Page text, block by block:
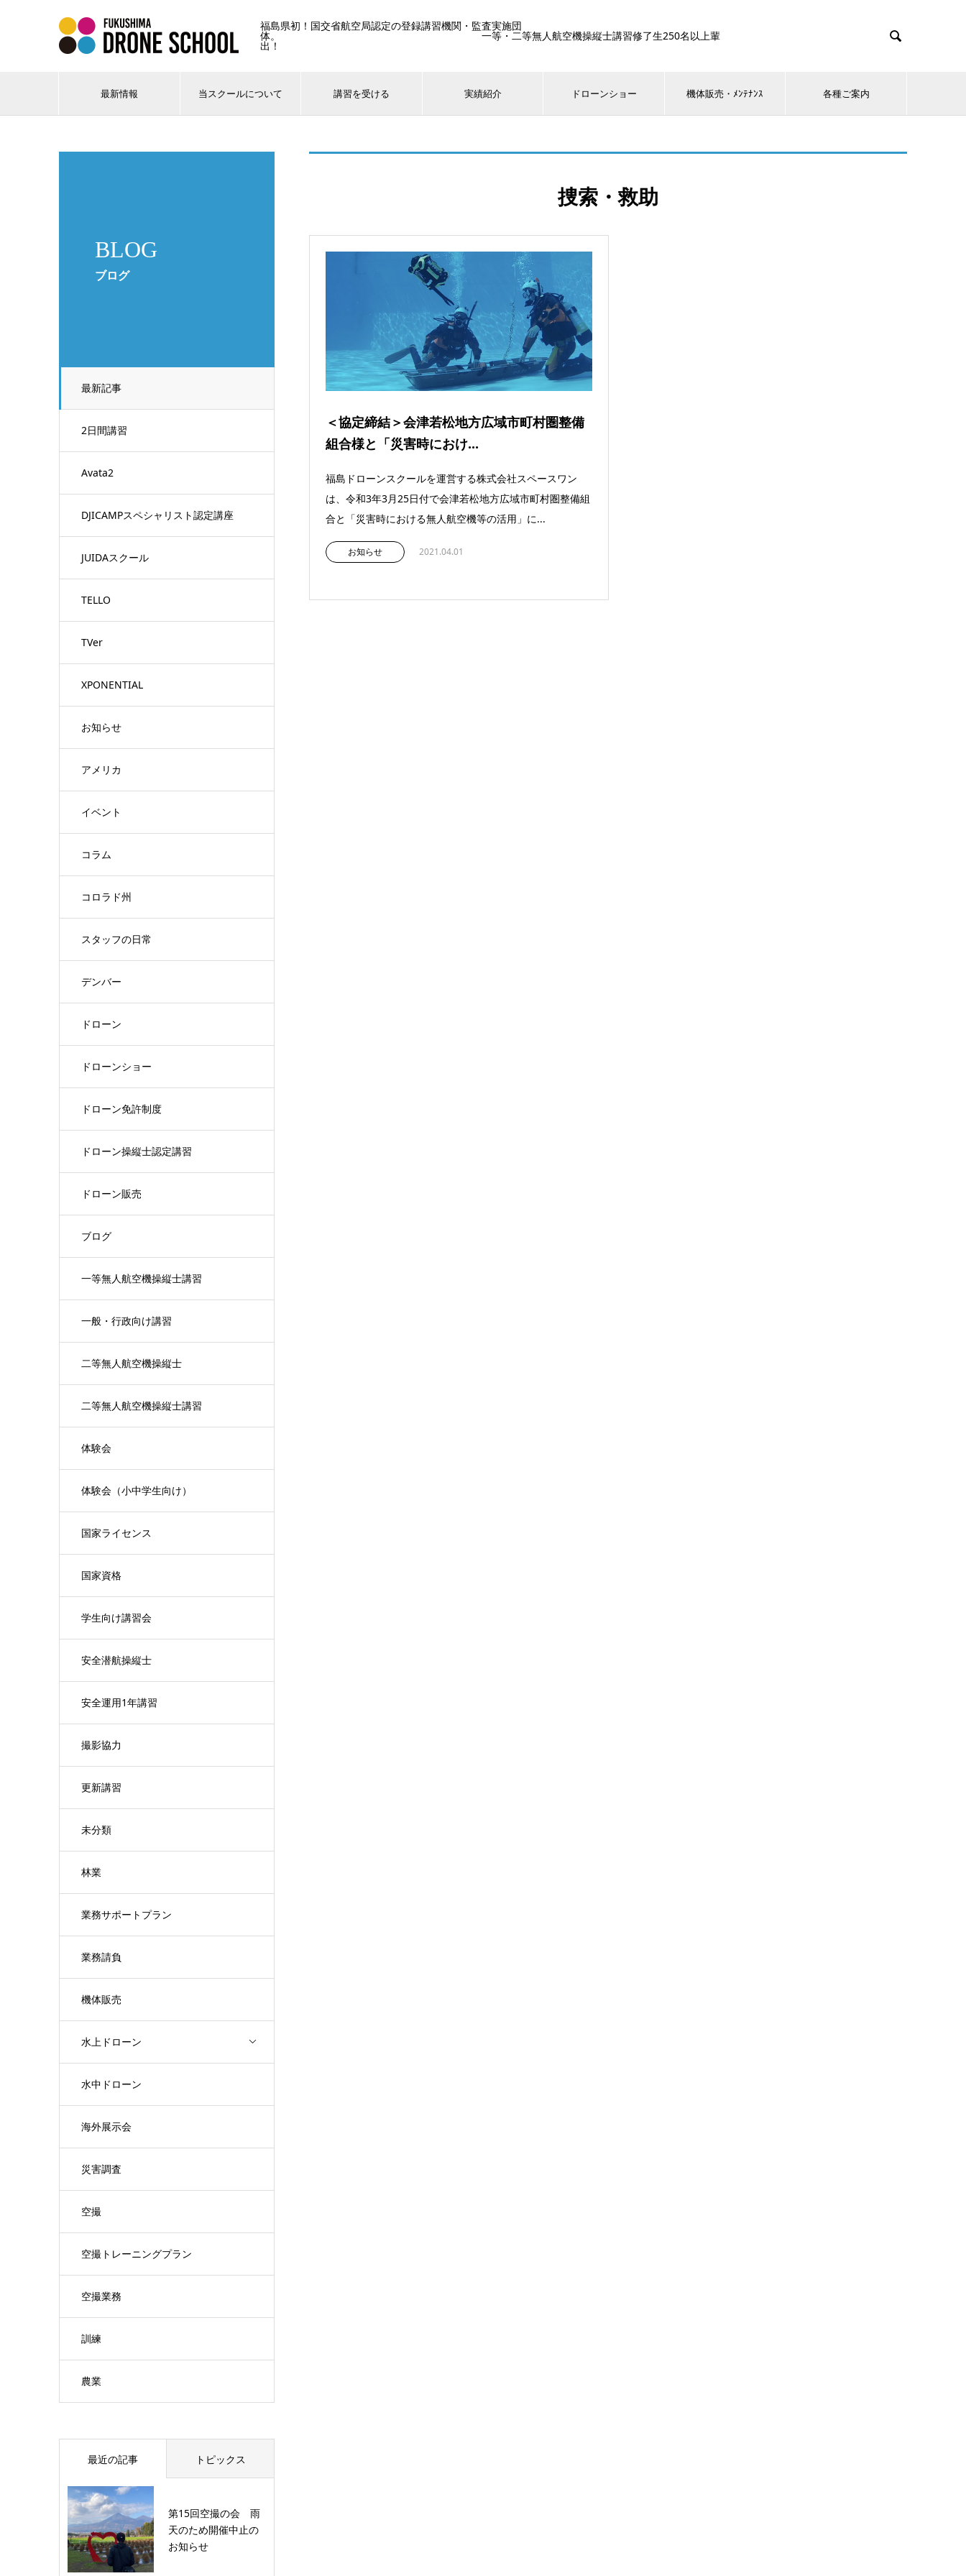
福島県初！国交省航空局認定の登録講習機関・監査実施団
体。 一等・二等無人航空機操縦士講習修了生250名以上輩
出！

最新情報 当スクールについて 講習を受ける 実績紹介 ドローンショー 機体販売・ﾒﾝﾃﾅﾝｽ 各種ご案内
BLOG
ブログ
最新記事
2日間講習
Avata2
DJICAMPスペシャリスト認定講座
JUIDAスクール
TELLO
TVer
XPONENTIAL
お知らせ
アメリカ
イベント
コラム
コロラド州
スタッフの日常
デンバー
ドローン
ドローンショー
ドローン免許制度
ドローン操縦士認定講習
ドローン販売
ブログ
一等無人航空機操縦士講習
一般・行政向け講習
二等無人航空機操縦士
二等無人航空機操縦士講習
体験会
体験会（小中学生向け）
国家ライセンス
国家資格
学生向け講習会
安全潜航操縦士
安全運用1年講習
撮影協力
更新講習
未分類
林業
業務サポートプラン
業務請負
機体販売
水上ドローン
水中ドローン
海外展示会
災害調査
空撮
空撮トレーニングプラン
空撮業務
訓練
農業
捜索・救助
＜協定締結＞会津若松地方広域市町村圏整備
組合様と「災害時におけ...
福島ドローンスクールを運営する株式会社スペースワン
は、令和3年3月25日付で会津若松地方広域市町村圏整備組
合と「災害時における無人航空機等の活用」に...
お知らせ 2021.04.01
最近の記事 トピックス
第15回空撮の会 雨
天のため開催中止の
お知らせ